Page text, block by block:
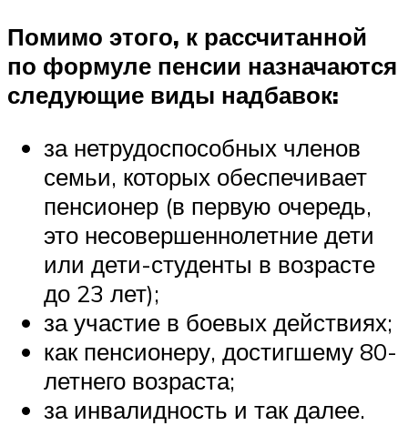
Помимо этого, к рассчитанной
по формуле пенсии назначаются
следующие виды надбавок:
за нетрудоспособных членов
семьи, которых обеспечивает
пенсионер (в первую очередь,
это несовершеннолетние дети
или дети-студенты в возрасте
до 23 лет);
за участие в боевых действиях;
как пенсионеру, достигшему 80-
летнего возраста;
за инвалидность и так далее.